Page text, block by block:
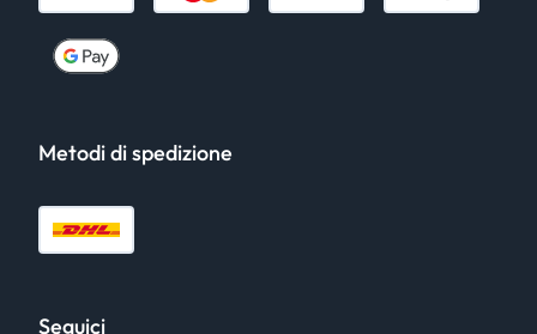
Metodi di spedizione
Seguici